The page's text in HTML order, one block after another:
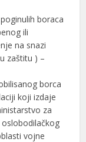
boraca
ili
na snazi
zaštitu ) –
borca
koji izdaje
za
vojne